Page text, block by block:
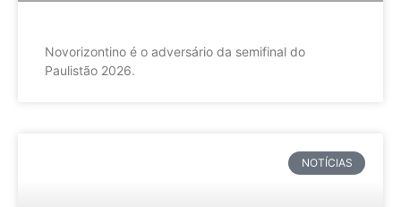
Novorizontino é o adversário da semifinal do
Paulistão 2026.
NOTÍCIAS